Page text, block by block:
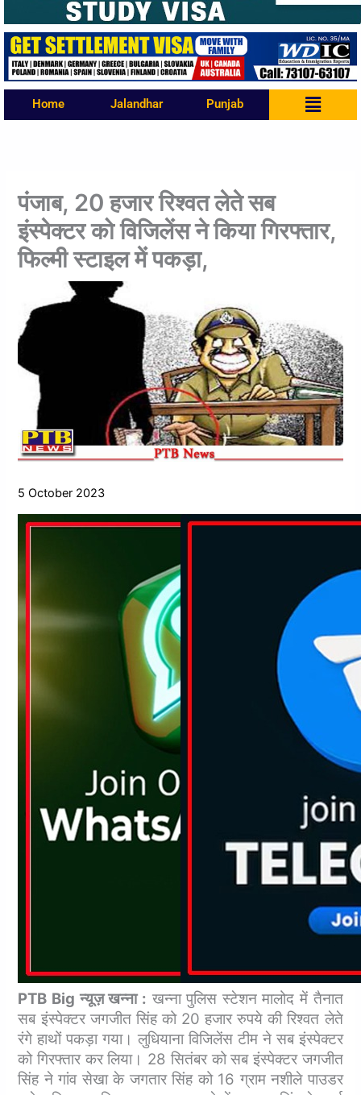
Home Jalandhar Punjab Menu
पंजाब, 20 हजार रिश्वत लेते सब
इंस्पेक्टर को विजिलेंस ने किया गिरफ्तार,
फिल्मी स्टाइल में पकड़ा,
5 October 2023
PTB Big न्यूज़ खन्ना : खन्ना पुलिस स्टेशन मालोद में तैनात
सब इंस्पेक्टर जगजीत सिंह को 20 हजार रुपये की रिश्वत लेते
रंगे हाथों पकड़ा गया। लुधियाना विजिलेंस टीम ने सब इंस्पेक्टर
को गिरफ्तार कर लिया। 28 सितंबर को सब इंस्पेक्टर जगजीत
सिंह ने गांव सेखा के जगतार सिंह को 16 ग्राम नशीले पाउडर